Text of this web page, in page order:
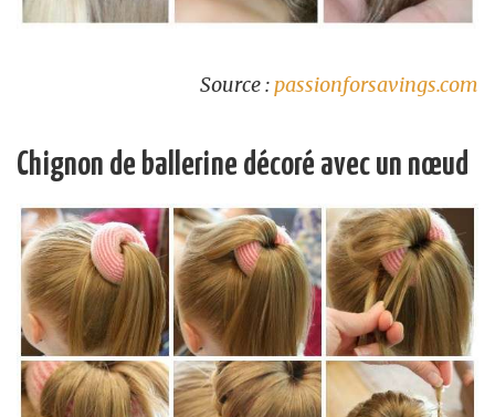
Source : passionforsavings.com
Chignon de ballerine décoré avec un nœud